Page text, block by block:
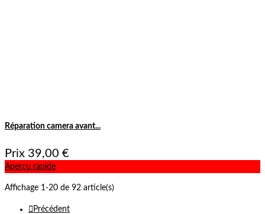
Réparation camera avant...
Prix 39,00 €
Aperçu rapide
Affichage 1-20 de 92 article(s)
 Précédent